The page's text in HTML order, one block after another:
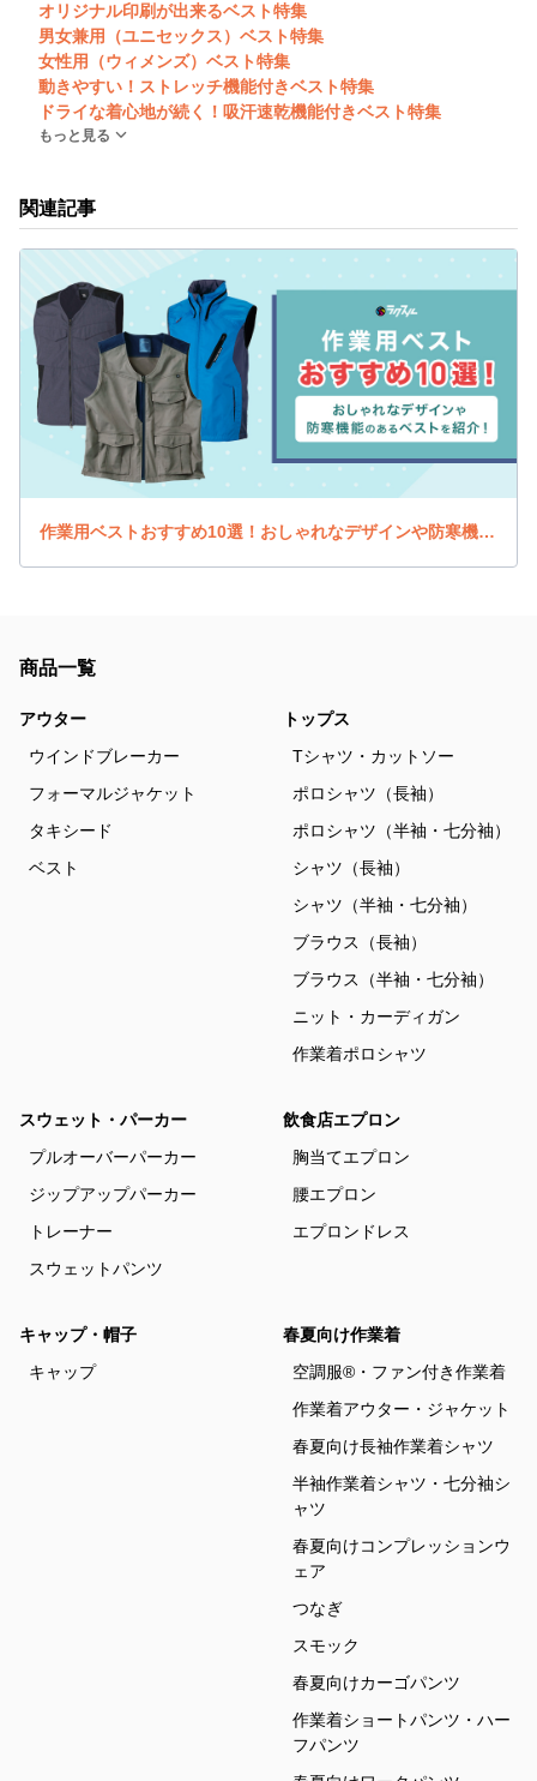
オリジナル印刷が出来るベスト特集
男女兼用（ユニセックス）ベスト特集
女性用（ウィメンズ）ベスト特集
動きやすい！ストレッチ機能付きベスト特集
ドライな着心地が続く！吸汗速乾機能付きベスト特集
もっと見る
関連記事
作業用ベストおすすめ10選！おしゃれなデザインや防寒機能のあるベストを紹介！
商品一覧
アウター
ウインドブレーカー
フォーマルジャケット
タキシード
ベスト
トップス
Tシャツ・カットソー
ポロシャツ（長袖）
ポロシャツ（半袖・七分袖）
シャツ（長袖）
シャツ（半袖・七分袖）
ブラウス（長袖）
ブラウス（半袖・七分袖）
ニット・カーディガン
作業着ポロシャツ
スウェット・パーカー
プルオーバーパーカー
ジップアップパーカー
トレーナー
スウェットパンツ
飲食店エプロン
胸当てエプロン
腰エプロン
エプロンドレス
キャップ・帽子
キャップ
春夏向け作業着
空調服®・ファン付き作業着
作業着アウター・ジャケット
春夏向け長袖作業着シャツ
半袖作業着シャツ・七分袖シ
ャツ
春夏向けコンプレッションウ
ェア
つなぎ
スモック
春夏向けカーゴパンツ
作業着ショートパンツ・ハー
フパンツ